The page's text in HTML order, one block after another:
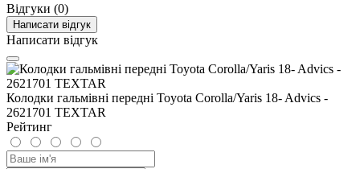
Відгуки (0)
Написати відгук
Написати відгук
Колодки гальмівні передні Toyota Corolla/Yaris 18- Advics -
2621701 TEXTAR
Рейтинг